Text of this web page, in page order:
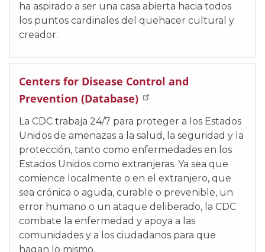
ha aspirado a ser una casa abierta hacia todos
los puntos cardinales del quehacer cultural y
creador.
Centers for Disease Control and
Prevention (Database)
La CDC trabaja 24/7 para proteger a los Estados
Unidos de amenazas a la salud, la seguridad y la
protección, tanto como enfermedades en los
Estados Unidos como extranjeras. Ya sea que
comience localmente o en el extranjero, que
sea crónica o aguda, curable o prevenible, un
error humano o un ataque deliberado, la CDC
combate la enfermedad y apoya a las
comunidades y a los ciudadanos para que
hagan lo mismo.